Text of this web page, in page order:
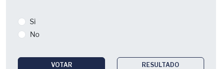
Si
No
VOTAR RESULTADO